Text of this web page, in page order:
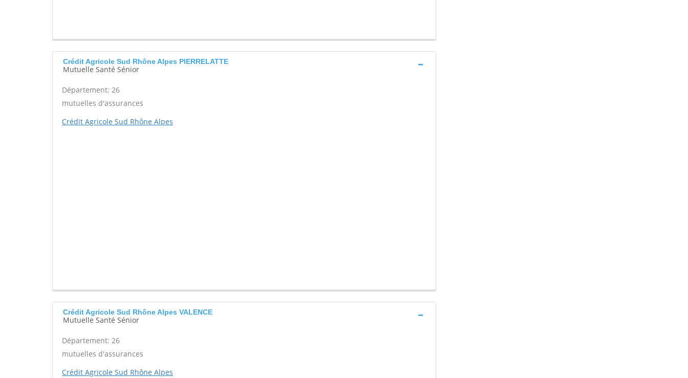
Crédit Agricole Sud Rhône Alpes PIERRELATTE
Mutuelle Santé Sénior
Département: 26
mutuelles d'assurances
Crédit Agricole Sud Rhône Alpes
Crédit Agricole Sud Rhône Alpes VALENCE
Mutuelle Santé Sénior
Département: 26
mutuelles d'assurances
Crédit Agricole Sud Rhône Alpes